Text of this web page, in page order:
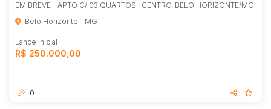
EM BREVE - APTO C/ 03 QUARTOS | CENTRO, BELO HORIZONTE/MG
Belo Horizonte - MG
Lance Inicial
R$ 250.000,00
0